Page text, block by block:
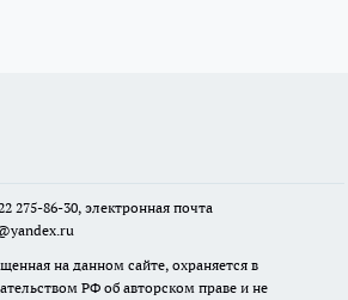
275-86-30, электронная почта
на данном сайте, охраняется в
РФ об авторском праве и не